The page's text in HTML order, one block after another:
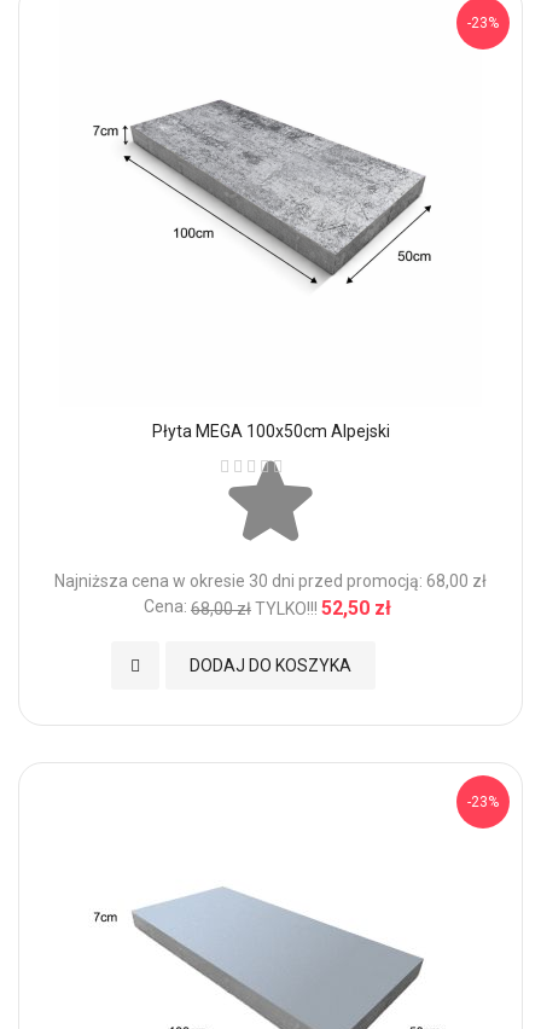
-23%
Płyta MEGA 100x50cm Alpejski
Ocena:
Najniższa cena w okresie 30 dni przed promocją: 68,00 zł
Cena: 68,00 złTYLKO!!! 52,50 zł
DODAJ DO KOSZYKA
Dodaj do Ulubionych
-23%